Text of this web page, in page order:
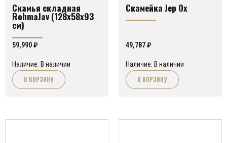
Скамья складная
RohmaJav (128х58х93
см)
59,990₽
Наличие: В наличии
В КОРЗИНУ
Скамейка Jep Ox
49,787₽
Наличие: В наличии
В КОРЗИНУ